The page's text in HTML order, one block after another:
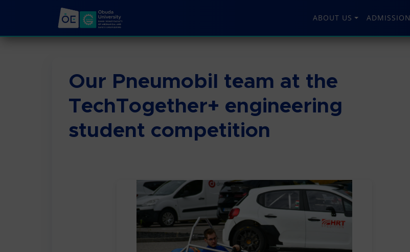
ABOUT US ADMISSION
Our Pneumobil team at the
TechTogether+ engineering
student competition